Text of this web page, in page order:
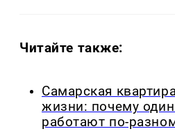
Читайте также:
Самарская
жизни: почему
работают по-